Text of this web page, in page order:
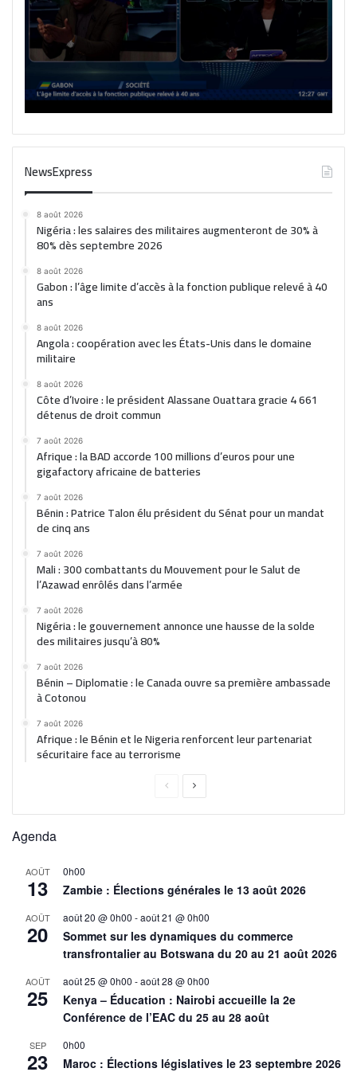
NewsExpress
8 août 2026
Nigéria : les salaires des militaires augmenteront de 30% à
80% dès septembre 2026
8 août 2026
Gabon : l’âge limite d’accès à la fonction publique relevé à 40
ans
8 août 2026
Angola : coopération avec les États-Unis dans le domaine
militaire
8 août 2026
Côte d’Ivoire : le président Alassane Ouattara gracie 4 661
détenus de droit commun
7 août 2026
Afrique : la BAD accorde 100 millions d’euros pour une
gigafactory africaine de batteries
7 août 2026
Bénin : Patrice Talon élu président du Sénat pour un mandat
de cinq ans
7 août 2026
Mali : 300 combattants du Mouvement pour le Salut de
l’Azawad enrôlés dans l’armée
7 août 2026
Nigéria : le gouvernement annonce une hausse de la solde
des militaires jusqu’à 80%
7 août 2026
Bénin – Diplomatie : le Canada ouvre sa première ambassade
à Cotonou
7 août 2026
Afrique : le Bénin et le Nigeria renforcent leur partenariat
sécuritaire face au terrorisme
Agenda
AOÛT
13
0h00
Zambie : Élections générales le 13 août 2026
AOÛT
20
août 20 @ 0h00 -août 21 @ 0h00
Sommet sur les dynamiques du commerce
transfrontalier au Botswana du 20 au 21 août 2026
AOÛT
25
août 25 @ 0h00 -août 28 @ 0h00
Kenya – Éducation : Nairobi accueille la 2e
Conférence de l’EAC du 25 au 28 août
SEP
23
0h00
Maroc : Élections législatives le 23 septembre 2026